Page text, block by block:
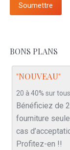
Soumettre
BONS PLANS
"NOUVEAU"
20 à 40% sur
Bénéficiez de
fourniture
cas
Profitez-en !!